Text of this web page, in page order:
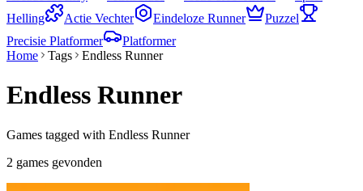
Helling
Actie Vechter Eindeloze Runner
Puzzel
Precisie Platformer
Platformer
Home
Tags Endless Runner
Endless Runner
Games tagged with Endless Runner
2 games gevonden